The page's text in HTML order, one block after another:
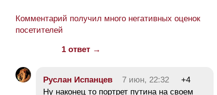
Комментарий получил много негативных оценок
посетителей
1 ответ →
Руслан Испанцев 7 июн, 22:32
+4
Ну наконец то портрет путина на своем